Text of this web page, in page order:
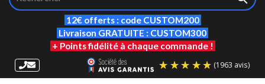
12€ offerts : code CUSTOM200
Livraison GRATUITE : CUSTOM300
+ Points fidélité à chaque commande !